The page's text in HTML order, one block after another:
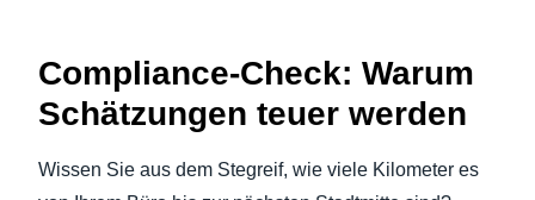
Compliance-Check: Warum
Schätzungen teuer werden
Wissen Sie aus dem Stegreif, wie viele Kilometer es